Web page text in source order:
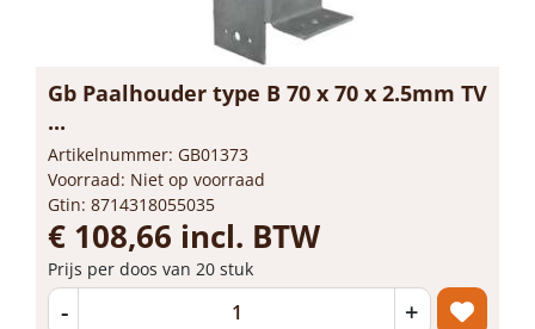
Gb Paalhouder type B 70 x 70 x 2.5mm TV
...
Artikelnummer: GB01373
Voorraad: Niet op voorraad
Gtin: 8714318055035
€ 108,66 incl. BTW
Prijs per doos van 20 stuk
- +